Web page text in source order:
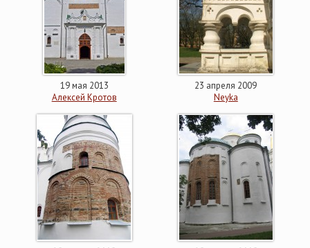
19 мая 2013
Алексей Кротов
23 апреля 2009
Neyka